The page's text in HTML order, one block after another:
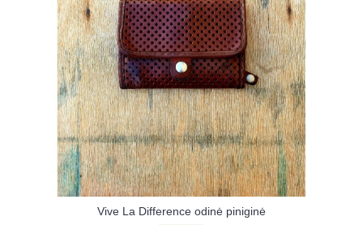
Vive La Difference odinė piniginė